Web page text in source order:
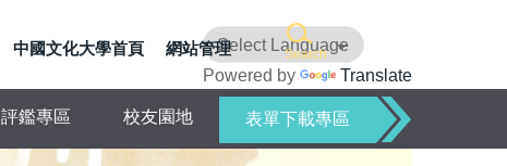
Search
Powered by Translate
中國文化大學首頁 網站管理
評鑑專區 校友園地 表單下載專區